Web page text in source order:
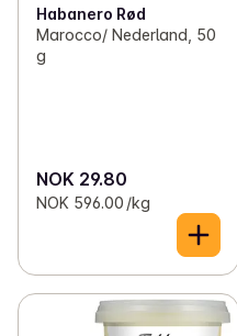
Habanero Rød
Marocco/ Nederland, 50
g
NOK 29.80
NOK 596.00 /kg